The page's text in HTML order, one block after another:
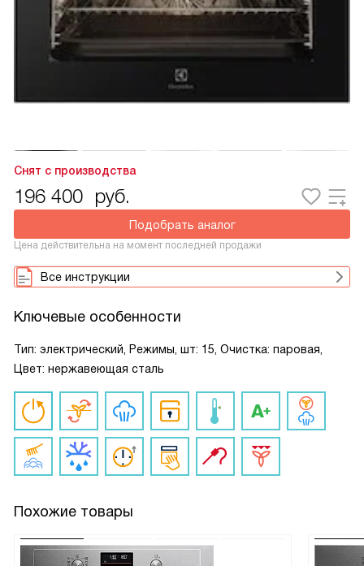
Снят с производства
196 400 руб.
Подобрать аналог
Цена действительна на момент последней продажи
Все инструкции
Ключевые особенности
Тип: электрический, Режимы, шт: 15, Очистка: паровая,
Цвет: нержавеющая сталь
Похожие товары